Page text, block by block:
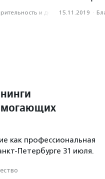
и доброволь­чест­во
15.11.2019 ·
как профессиональная
Петербурге 31 июля.